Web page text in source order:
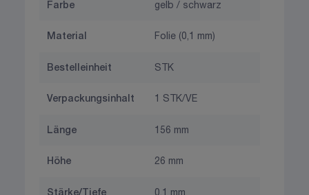
Farbe gelb / schwarz
Material Folie (0,1 mm)
Bestelleinheit STK
Verpackungsinhalt 1 STK/VE
Länge 156 mm
Höhe 26 mm